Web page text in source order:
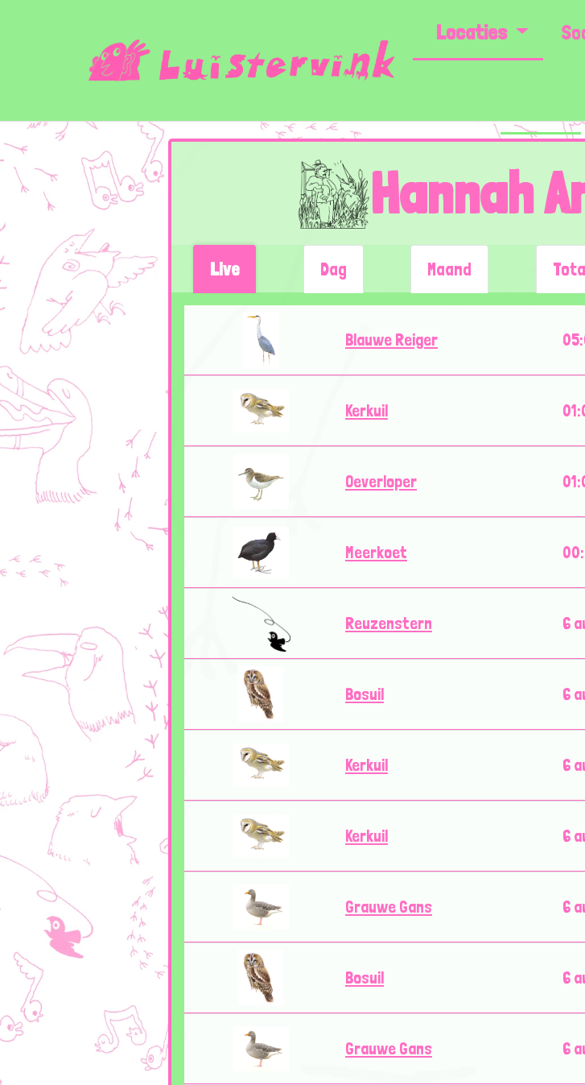
Locaties
Hannah
Live Dag Maand
Blauwe Reiger
Kerkuil
Oeverloper
Meerkoet
Reuzenstern 6
Bosuil 6
Kerkuil 6
Kerkuil 6
Grauwe Gans 6
Bosuil 6
Grauwe Gans 6